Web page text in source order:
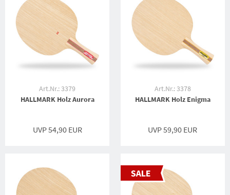
Art.Nr.: 3379
HALLMARK Holz Aurora
UVP 54,90 EUR
Art.Nr.: 3378
HALLMARK Holz Enigma
UVP 59,90 EUR